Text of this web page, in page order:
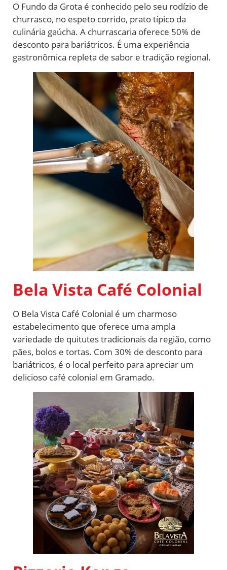
O Fundo da Grota é conhecido pelo seu rodízio de
churrasco, no espeto corrido, prato típico da
culinária gaúcha. A churrascaria oferece 50% de
desconto para bariátricos. É uma experiência
gastronômica repleta de sabor e tradição regional.
Bela Vista Café Colonial
O Bela Vista Café Colonial é um charmoso
estabelecimento que oferece uma ampla
variedade de quitutes tradicionais da região, como
pães, bolos e tortas. Com 30% de desconto para
bariátricos, é o local perfeito para apreciar um
delicioso café colonial em Gramado.